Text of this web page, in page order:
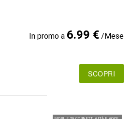
In promo a 6.99 €/Mese
SCOPRI
MOBILE 5G CONNETTIVITÀ E VOCE